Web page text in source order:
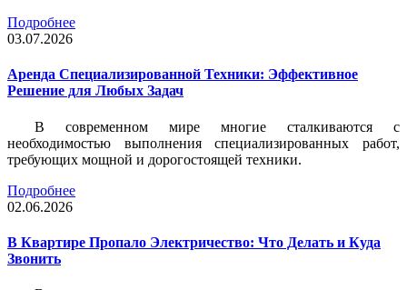
Подробнее
03.07.2026
Аренда Специализированной Техники: Эффективное
Решение для Любых Задач
В современном мире многие сталкиваются с
необходимостью выполнения специализированных работ,
требующих мощной и дорогостоящей техники.
Подробнее
02.06.2026
В Квартире Пропало Электричество: Что Делать и Куда
Звонить